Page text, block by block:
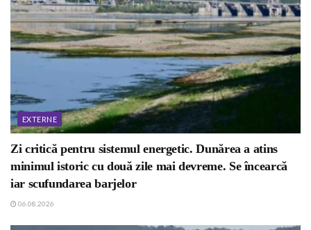
EXTERNE
Zi critică pentru sistemul energetic. Dunărea a atins
minimul istoric cu două zile mai devreme. Se încearcă
iar scufundarea barjelor
06.08.2026